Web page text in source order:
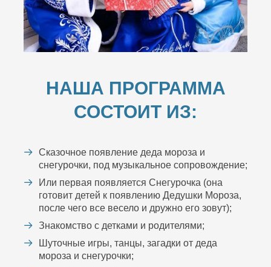
НАША ПРОГРАММА
СОСТОИТ ИЗ:
Сказочное появление деда мороза и
снегурочки, под музыкальное сопровождение;
Или первая появляется Снегурочка (она
готовит детей к появлению Дедушки Мороза,
после чего все весело и дружно его зовут);
Знакомство с детками и родителями;
Шуточные игры, танцы, загадки от деда
мороза и снегурочки;